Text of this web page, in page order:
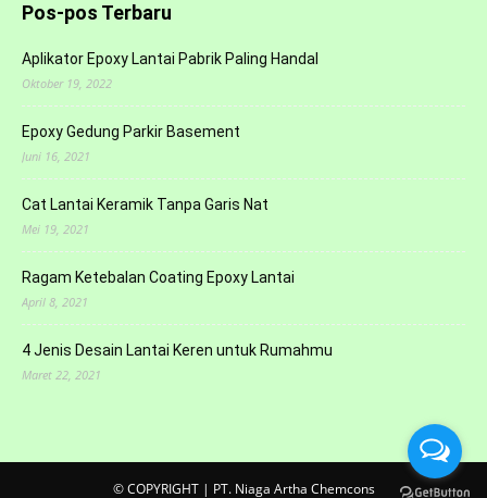
Pos-pos Terbaru
Aplikator Epoxy Lantai Pabrik Paling Handal
Oktober 19, 2022
Epoxy Gedung Parkir Basement
Juni 16, 2021
Cat Lantai Keramik Tanpa Garis Nat
Mei 19, 2021
Ragam Ketebalan Coating Epoxy Lantai
April 8, 2021
4 Jenis Desain Lantai Keren untuk Rumahmu
Maret 22, 2021
© COPYRIGHT | PT. Niaga Artha Chemcons